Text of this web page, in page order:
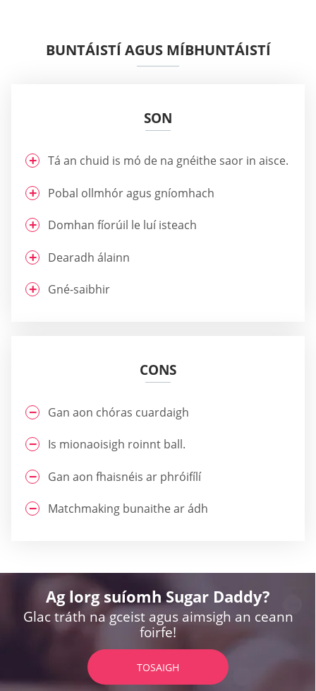
BUNTÁISTÍ AGUS MÍBHUNTÁISTÍ
SON
Tá an chuid is mó de na gnéithe saor in aisce.
Pobal ollmhór agus gníomhach
Domhan fíorúil le luí isteach
Dearadh álainn
Gné-saibhir
CONS
Gan aon chóras cuardaigh
Is mionaoisigh roinnt ball.
Gan aon fhaisnéis ar phróifílí
Matchmaking bunaithe ar ádh
Ag lorg suíomh Sugar Daddy?
Glac tráth na gceist agus aimsigh an ceann
foirfe!
TOSAIGH